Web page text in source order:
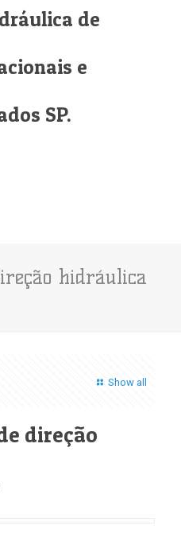
de
e
SP.
hidráulica
Show all
direção